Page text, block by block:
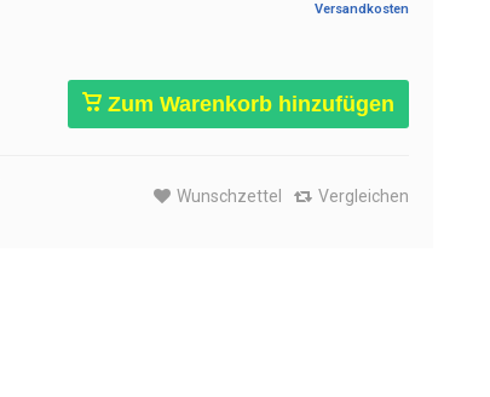
Versandkosten
Zum Warenkorb hinzufügen
Wunschzettel
Vergleichen